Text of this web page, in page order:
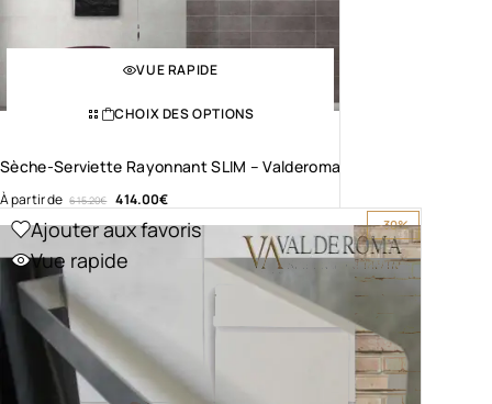
VUE RAPIDE
CHOIX DES OPTIONS
Sèche-Serviette Rayonnant SLIM – Valderoma
À partir de 615.20€ 414.00€
-30%
Ajouter aux favoris
Vue rapide